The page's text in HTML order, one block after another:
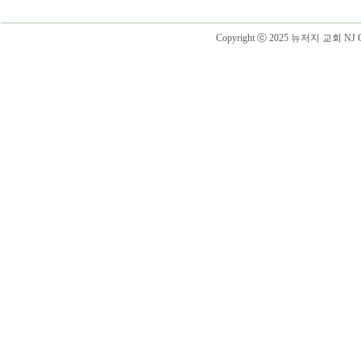
Copyright ⓒ 2025 뉴저지 교회 NJ